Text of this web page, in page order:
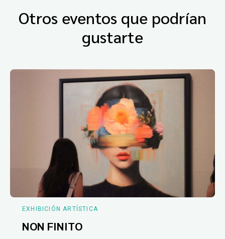
Otros eventos que podrían
gustarte
EXHIBICIÓN ARTÍSTICA
NON FINITO